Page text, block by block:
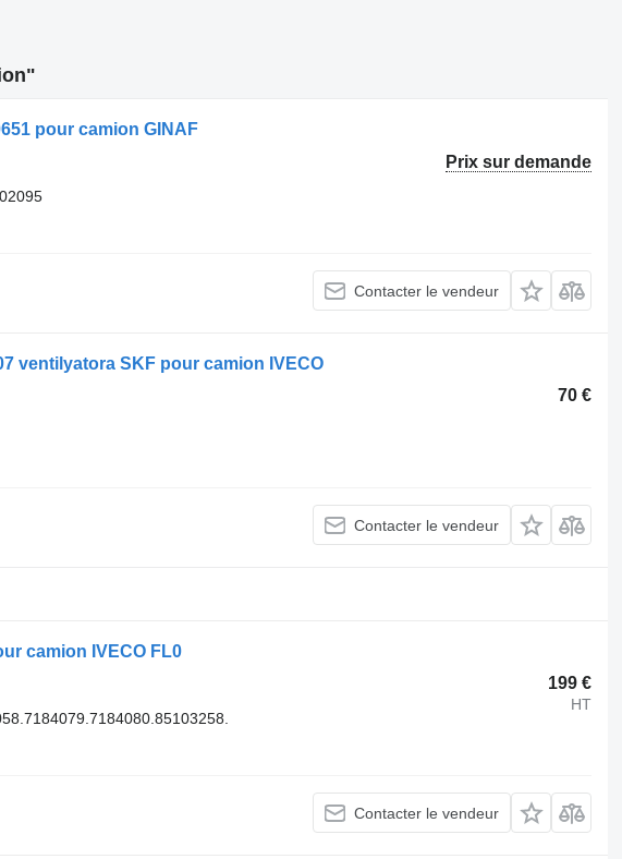
pour camion GINAF
Prix sur demande
Contacter le vendeur
ventilyatora SKF pour camion IVECO
70 €
Contacter le vendeur
camion IVECO FL0
199 €
HT
Contacter le vendeur